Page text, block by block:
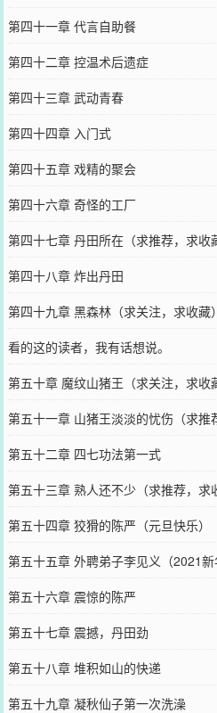
第四十一章 代言自助餐
第四十二章 控温术后遗症
第四十三章 武动青春
第四十四章 入门式
第四十五章 戏精的聚会
第四十六章 奇怪的工厂
第四十七章 丹田所在（求推荐，求收
第四十八章 炸出丹田
第四十九章 黑森林（求关注，求收藏）
看的这的读者，我有话想说。
第五十章 魔纹山猪王（求关注，求收
第五十一章 山猪王淡淡的忧伤（求推
第五十二章 四七功法第一式
第五十三章 熟人还不少（求推荐，求
第五十四章 狡猾的陈严（元旦快乐）
第五十五章 外聘弟子李见义（2021新
第五十六章 震惊的陈严
第五十七章 震撼，丹田劲
第五十八章 堆积如山的快递
第五十九章 凝秋仙子第一次洗澡